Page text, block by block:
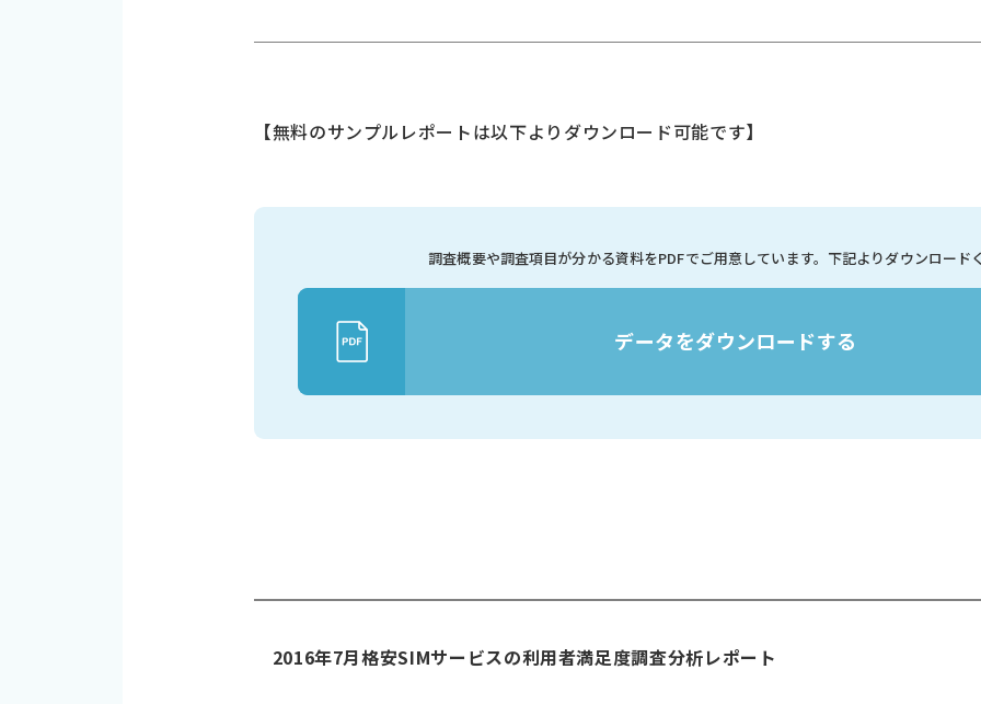
【無料のサンプルレポートは以下よりダウンロード可能です】
調査概要や調査項目が分かる資料をPDFでご用意しています。 下記よりダウンロード
データをダウンロードする
2016年7月格安SIMサービスの利用者満足度調査分析レポート